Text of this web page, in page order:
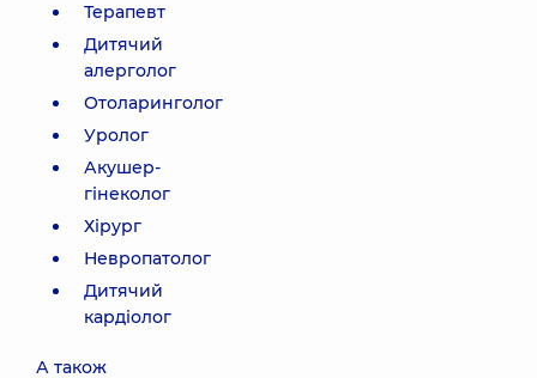
Терапевт
Дитячий
алерголог
Отоларинголог
Уролог
Акушер-
гінеколог
Хірург
Невропатолог
Дитячий
кардіолог
А також